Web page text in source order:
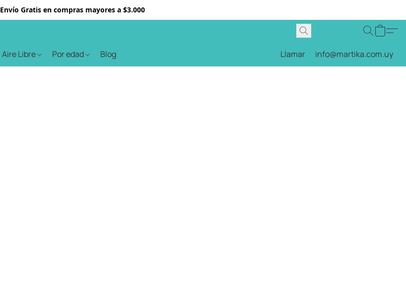
Envío Gratis en compras mayores a $3.000
Aire Libre Por edad Blog Llamar info@martika.com.uy